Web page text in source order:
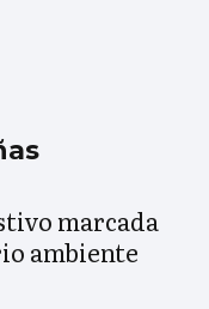
marcada
ambiente